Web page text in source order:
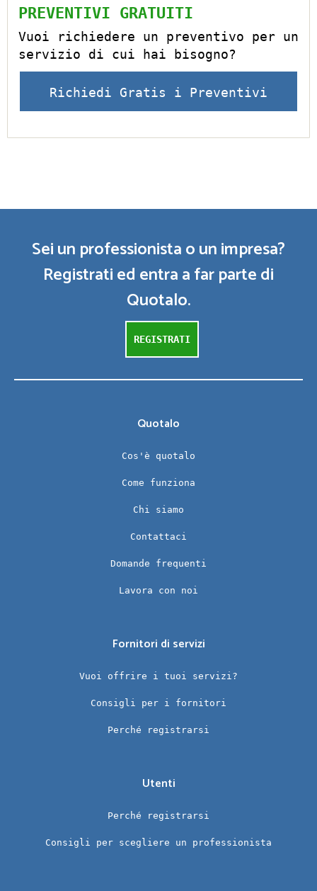
PREVENTIVI GRATUITI
Vuoi richiedere un preventivo per un
servizio di cui hai bisogno?
Richiedi Gratis i Preventivi
Sei un professionista o un impresa?
Registrati ed entra a far parte di
Quotalo.
REGISTRATI
Quotalo
Cos'è quotalo
Come funziona
Chi siamo
Contattaci
Domande frequenti
Lavora con noi
Fornitori di servizi
Vuoi offrire i tuoi servizi?
Consigli per i fornitori
Perché registrarsi
Utenti
Perché registrarsi
Consigli per scegliere un professionista